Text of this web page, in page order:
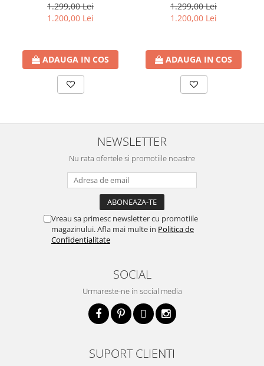
1.299,00 Lei
1.200,00 Lei
ADAUGA IN COS
1.299,00 Lei
1.200,00 Lei
ADAUGA IN COS
NEWSLETTER
Nu rata ofertele si promotiile noastre
Vreau sa primesc newsletter cu promotiile
magazinului. Afla mai multe in Politica de
Confidentialitate
SOCIAL
Urmareste-ne in social media
SUPORT CLIENTI